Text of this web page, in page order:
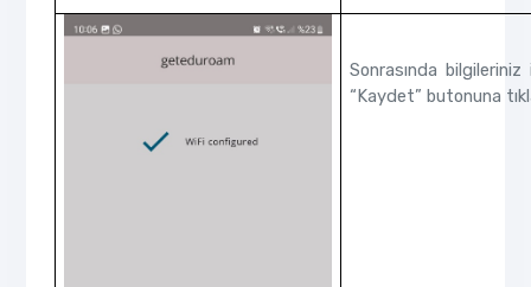
Sonrasında
“Kaydet” butonuna